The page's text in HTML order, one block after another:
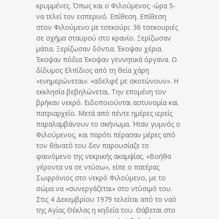
κρυμμένες. Όπως και ο Φιλούμενος -ώρα 5-
να τελεί τον εσπερινό. Επίθεση. Επίθεση
στον Φιλούμενο με τσε­κούρι: 36 τσεκουριές
σε σχήμα σταυρού στο κρανίο. Ξερίζωσαν
μάτια. Ξερίζωσαν δόντια. Έκοψαν χέρια.
Έκοψαν πόδια Έκοψαν γεννητικά όργανα. Ο
δίδυμος Ελπίδιος από τη θεία χάρη
«ενημερώνεται»: «αδελφέ με σκοτώνουν». Η
εκκλησία βεβηλώνεται. Την επομένη τον
βρήκαν νεκρό. Ειδοποιούνται αστυνομία και
πατριαρχείο. Μετά από πέντε ημέρες ιερείς
παραλαμβάνουν το σκήνωμα. Ήταν γυμνός ο
Φιλούμενος, και παρότι πέρασαν μέρες από
τον θάνατό του δεν παρουσίαζε το
φαινόμενο της νεκρικής ακαμψίας. «Βοήθα
γέροντα να σε ντύσω», είπε ο πατέρας
Σωφρόνιος στο νεκρό Φιλούμενο, με το
σώμα να «συνεργάζεται» στο ντύσιμό του.
Στις 4 Δεκεμβρίου 1979 τελείται από το ναό
της Αγίας Θέκλας η κηδεία του. Θάβεται στο